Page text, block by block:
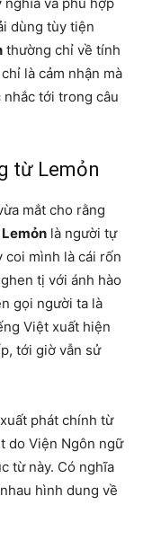
dùng tùy tiện
thường chỉ về tính
là cảm nhận mà
tới trong câu
từ Lemỏn
mắt cho rằng
Lemỏn là người tự
coi mình là cái rốn
tị với ánh hào
gọi người ta là
Việt xuất hiện
tới giờ vẫn sử
phát chính từ
do Viện Ngôn ngữ
từ này. Có nghĩa
hình dung về